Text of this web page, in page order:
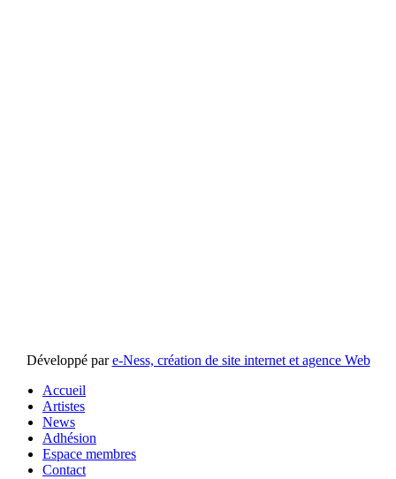
Développé pare-Ness, création de site internet et agence Web
Accueil
Artistes
News
Adhésion
Espace membres
Contact